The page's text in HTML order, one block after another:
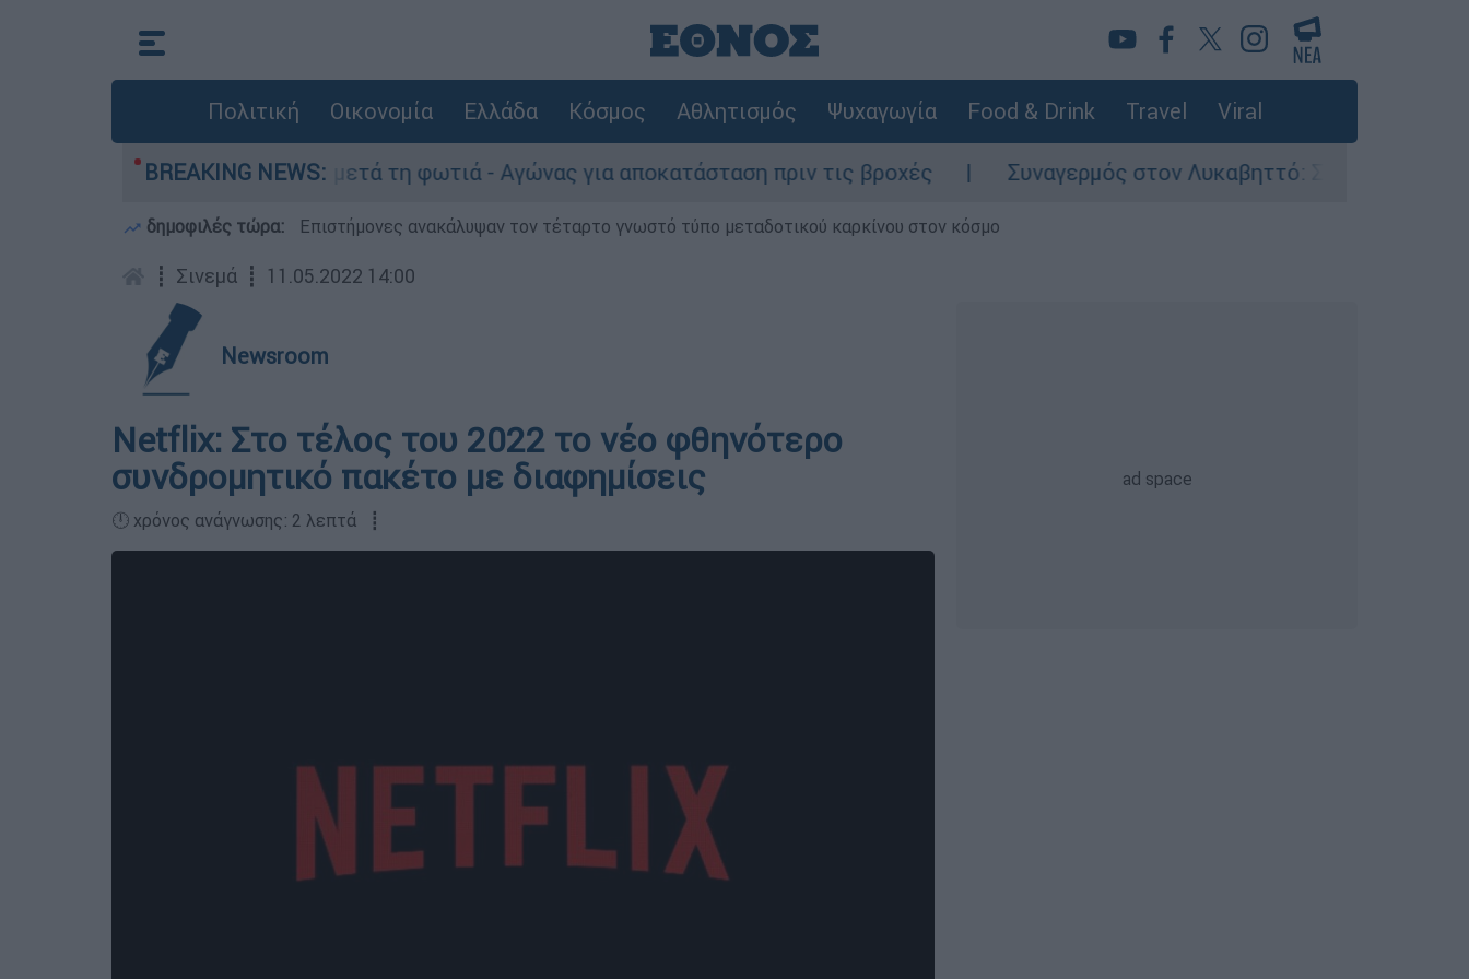
Πολιτική Οικονομία Ελλάδα Κόσμος Αθλητισμός Ψυχαγωγία Food & Drink Travel Viral
BREAKING NEWS:
στο Πόρτο Γερμανό μετά τη φωτιά - Αγώνας για αποκατάσταση πριν τις βροχές Συναγερμός στον Λυκαβηττό: Σορός σε
δημοφιλές τώρα: Επιστήμονες ανακάλυψαν τον τέταρτο γνωστό τύπο μεταδοτικού καρκίνου στον κόσμο
┋ Σινεμά ┋ 11.05.2022 14:00
Newsroom
Netflix: Στο τέλος του 2022 το νέο φθηνότερο
συνδρομητικό πακέτο με διαφημίσεις
🕛 χρόνος ανάγνωσης: 2 λεπτά ┋